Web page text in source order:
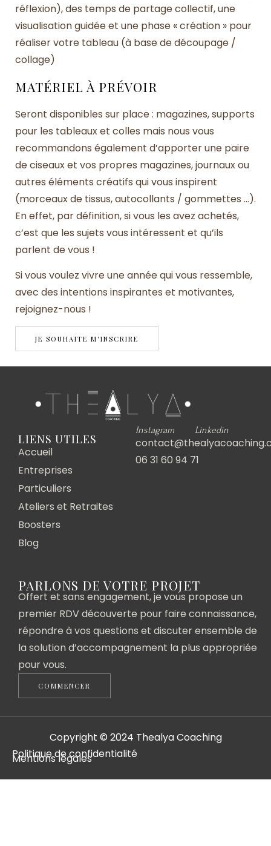
réflexion), des temps de partage collectif, une
visualisation guidée et une phase « création » pour
réaliser votre tableau (à base de découpage /
collage)
MATÉRIEL À PRÉVOIR
Seront disponibles sur place : magazines, supports
pour les tableaux et colles mais nous vous
recommandons également d’apporter une paire
de ciseaux et vos propres magazines, journaux ou
autres éléments créatifs qui vous inspirent
(morceaux de tissus, autocollants / gommettes …).
En effet, par définition, si vous les avez achetés,
c’est que les sujets vous intéressent et qu’ils
parlent de vous !
Si vous voulez vivre une année qui vous ressemble,
avec des intentions inspirantes et motivantes,
rejoignez-nous !
JE SOUHAITE M'INSCRIRE
LIENS UTILES
Accueil
Entreprises
Particuliers
Ateliers et Retraites
Boosters
Blog
Instagram Linkedin
06 31 60 94 71
PARLONS DE VOTRE PROJET
Offert et sans engagement, je vous propose un
premier RDV découverte pour faire connaissance,
répondre à vos questions et discuter ensemble de
la solution d’accompagnement la plus appropriée
pour vous.
COMMENCER
Copyright © 2024 Thealya Coaching
Politique de confidentialité
Mentions légales